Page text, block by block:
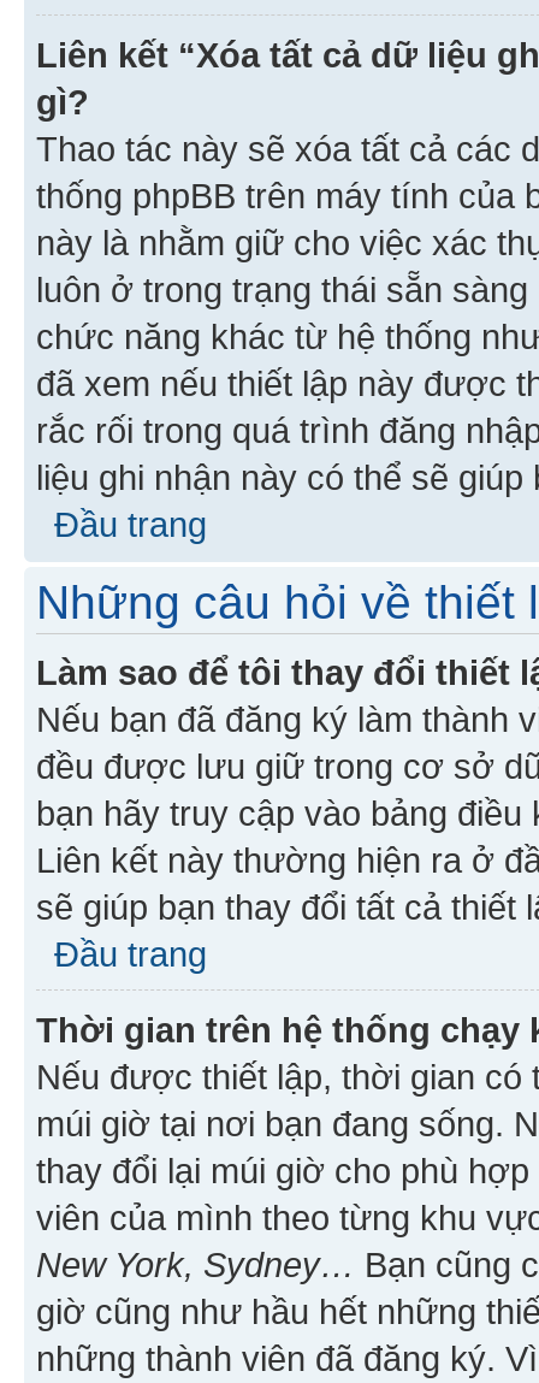
Liên kết “Xóa tất cả dữ liệu
gì?
Thao tác này sẽ xóa tất cả các
thống phpBB trên máy tính của
này là nhằm giữ cho việc xác
luôn ở trong trạng thái sẵn
chức năng khác từ hệ thống
đã xem nếu thiết lập này được
rắc rối trong quá trình đăng
liệu ghi nhận này có thể sẽ
Đầu trang
Những câu hỏi về thiết
Làm sao để tôi thay đổi thiết
Nếu bạn đã đăng ký làm thành
đều được lưu giữ trong cơ sở
bạn hãy truy cập vào bảng
Liên kết này thường hiện ra ở
sẽ giúp bạn thay đổi tất cả thiết
Đầu trang
Thời gian trên hệ thống chạy
Nếu được thiết lập, thời gian
múi giờ tại nơi bạn đang sống.
thay đổi lại múi giờ cho phù
viên của mình theo từng khu
New York, Sydney… Bạn cũng
giờ cũng như hầu hết những
những thành viên đã đăng ký.